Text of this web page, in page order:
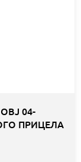
04-
ПРИЦЕЛА